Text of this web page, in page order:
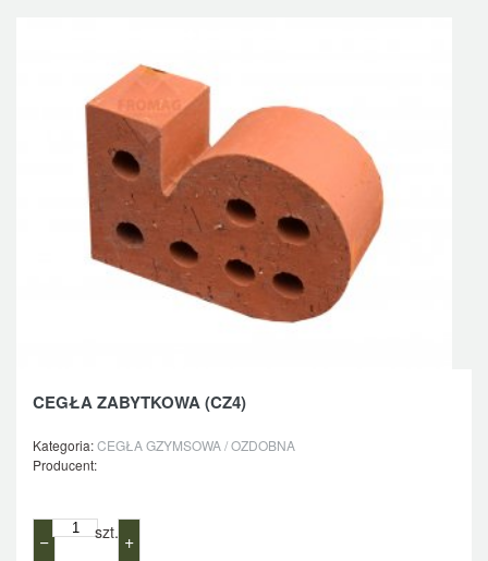
CEGŁA ZABYTKOWA (CZ4)
Kategoria:CEGŁA GZYMSOWA / OZDOBNA
Producent:
− szt. +